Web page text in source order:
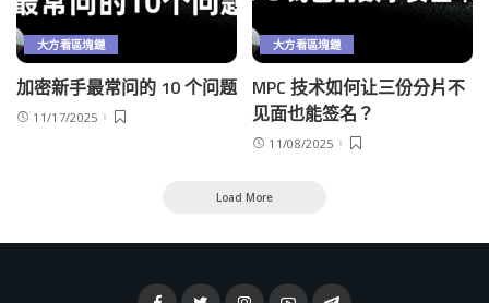
大方看區塊鏈
加密新手最常问的 10 个问题
11/17/2025
大方看區塊鏈
MPC 技术如何让三份分片不
见面也能签名？
11/08/2025
Load More